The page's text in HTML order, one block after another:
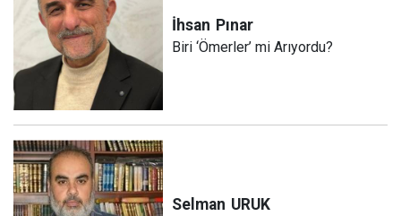
İhsan Pınar
Biri ‘Ömerler’ mi Arıyordu?
Selman URUK